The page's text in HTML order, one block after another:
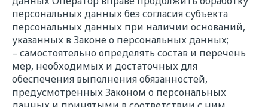
персональных данных без согласия субъекта
персональных данных при наличии оснований,
указанных в Законе о персональных данных;
– самостоятельно определять состав и перечень
мер, необходимых и достаточных для
обеспечения выполнения обязанностей,
предусмотренных Законом о персональных